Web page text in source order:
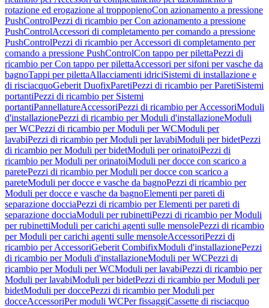
rotazione ed erogazione al troppopienoCon azionamento a pressione
PushControlPezzi di ricambio per Con azionamento a pressione
PushControlAccessori di completamento per comando a pressione
PushControlPezzi di ricambio per Accessori di completamento per
comando a pressione PushControlCon tappo per pilettaPezzi di
ricambio per Con tappo per pilettaAccessori per sifoni per vasche da
bagnoTappi per pilettaAllacciamenti idriciSistemi di installazione e
di risciacquoGeberit DuofixParetiPezzi di ricambio per ParetiSistemi
portantiPezzi di ricambio per Sistemi
portantiPannellatureAccessoriPezzi di ricambio per AccessoriModuli
d'installazionePezzi di ricambio per Moduli d'installazioneModuli
per WCPezzi di ricambio per Moduli per WCModuli per
lavabiPezzi di ricambio per Moduli per lavabiModuli per bidetPezzi
di ricambio per Moduli per bidetModuli per orinatoiPezzi di
ricambio per Moduli per orinatoiModuli per docce con scarico a
paretePezzi di ricambio per Moduli per docce con scarico a
pareteModuli per docce e vasche da bagnoPezzi di ricambio per
Moduli per docce e vasche da bagnoElementi per pareti di
separazione docciaPezzi di ricambio per Elementi per pareti di
separazione docciaModuli per rubinettiPezzi di ricambio per Moduli
per rubinettiModuli per carichi agenti sulle mensolePezzi di ricambio
per Moduli per carichi agenti sulle mensoleAccessoriPezzi di
ricambio per AccessoriGeberit CombifixModuli d'installazionePezzi
di ricambio per Moduli d'installazioneModuli per WCPezzi di
ricambio per Moduli per WCModuli per lavabiPezzi di ricambio per
Moduli per lavabiModuli per bidetPezzi di ricambio per Moduli per
bidetModuli per doccePezzi di ricambio per Moduli per
docceAccessoriPer moduli WCPer fissaggiCassette di risciacquo